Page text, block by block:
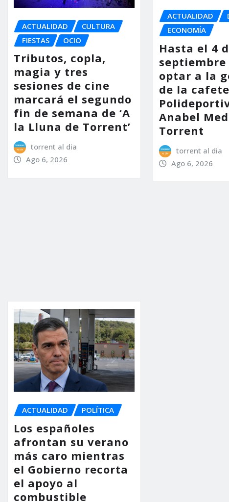
ACTUALIDAD
CULTURA
FIESTAS
OCIO
Tributos, copla,
magia y tres
sesiones de cine
marcará el segundo
fin de semana de ‘A
la Lluna de Torrent’
torrent al dia
Ago 6, 2026
ACTUALIDAD
ECONOMÍA
Hasta el 4
septiembre
optar a la
de la
Anabel
Torrent
torrent al dia
Ago 6, 2026
ACTUALIDAD POLÍTICA
Los españoles
afrontan su verano
más caro mientras
el Gobierno recorta
el apoyo al
combustible